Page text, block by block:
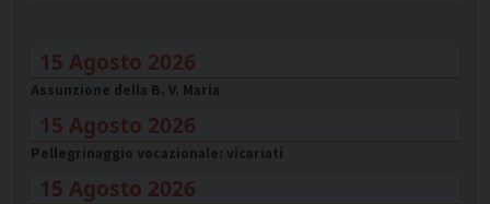
15 Agosto 2026
Assunzione della B. V. Maria
15 Agosto 2026
Pellegrinaggio vocazionale: vicariati
15 Agosto 2026